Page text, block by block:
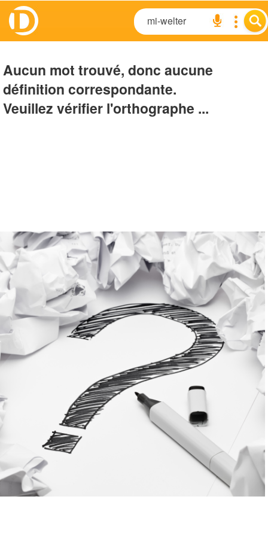
Aucun mot trouvé, donc aucune
définition correspondante.
Veuillez vérifier l'orthographe ...